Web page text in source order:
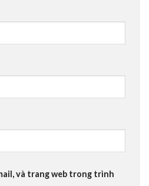
và trang web trong trình